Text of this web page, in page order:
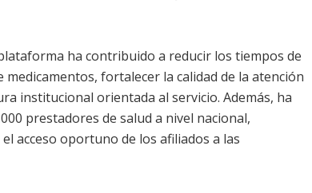
ha contribuido a reducir los tiempos de
fortalecer la calidad de la atención
institucional orientada al servicio. Además, ha
prestadores de salud a nivel nacional,
acceso oportuno de los afiliados a las